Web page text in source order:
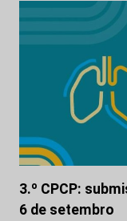
3.º CPCP:
6 de setembro